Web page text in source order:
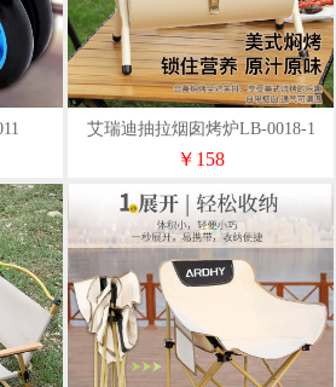
艾瑞迪抽拉烟囱烤炉LB-0018-1
￥158